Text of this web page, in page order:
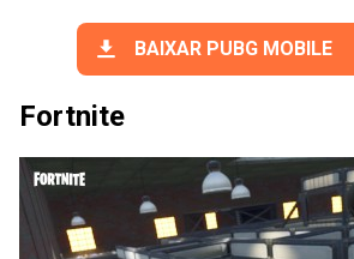
BAIXAR PUBG MOBILE
Fortnite